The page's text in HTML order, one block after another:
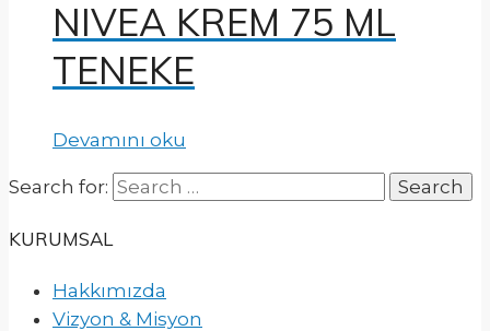
NIVEA KREM 75 ML
TENEKE
Devamını oku
Search for:
KURUMSAL
Hakkımızda
Vizyon & Misyon